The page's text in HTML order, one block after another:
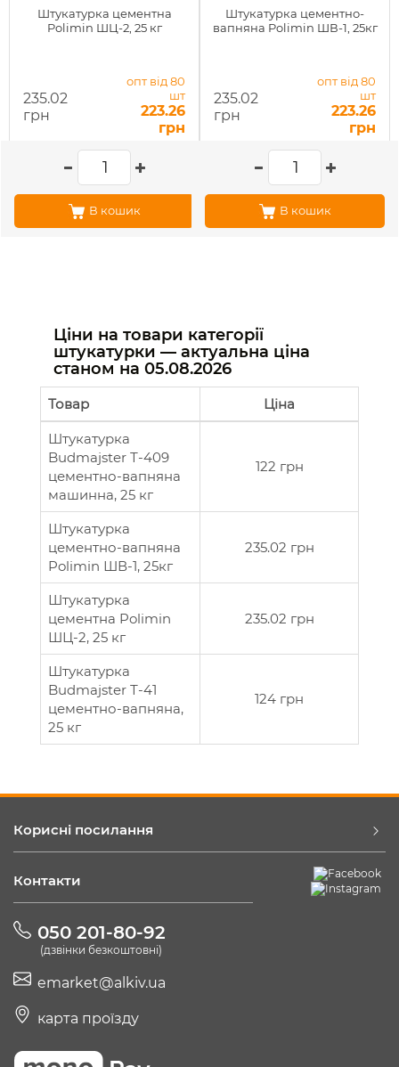
Штукатурка цементна
Polimin ШЦ-2, 25 кг
235.02
грн
опт від 80
шт
223.26
грн
В кошик
Штукатурка цементно-
вапняна Polimin ШВ-1, 25кг
235.02
грн
опт від 80
шт
223.26
грн
В кошик
Ціни на товари категорії
штукатурки — актуальна ціна
станом на 05.08.2026
Товар Ціна
Штукатурка
Budmajster Т-409
цементно-вапняна
машинна, 25 кг
122 грн
Штукатурка
цементно-вапняна
Polimin ШВ-1, 25кг
235.02 грн
Штукатурка
цементна Polimin
ШЦ-2, 25 кг
235.02 грн
Штукатурка
Budmajster Т-41
цементно-вапняна,
25 кг
124 грн
Корисні посилання
Контакти
050 201-80-92
(дзвінки безкоштовні)
emarket@alkiv.ua
карта проїзду